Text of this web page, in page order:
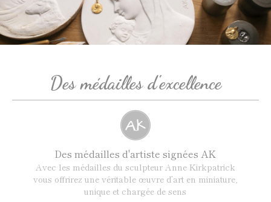
Des médailles d'excellence
Des médailles d'artiste signées AK
Avec les médailles du sculpteur Anne Kirkpatrick
vous offrirez une véritable œuvre d’art en miniature,
unique et chargée de sens